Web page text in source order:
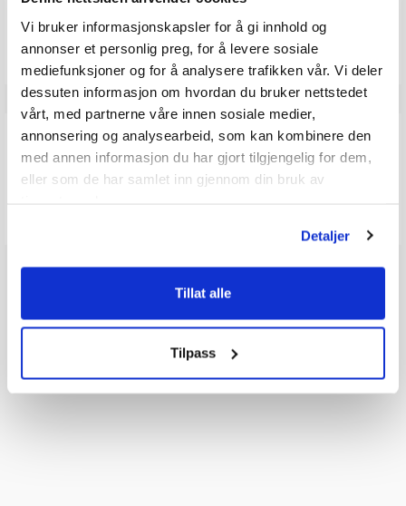
Vi bruker informasjonskapsler for å gi innhold og
annonser et personlig preg, for å levere sosiale
mediefunksjoner og for å analysere trafikken vår. Vi deler
dessuten informasjon om hvordan du bruker nettstedet
vårt, med partnerne våre innen sosiale medier,
annonsering og analysearbeid, som kan kombinere den
med annen informasjon du har gjort tilgjengelig for dem,
eller som de har samlet inn gjennom din bruk av
Detaljer
Tillat alle
Tilpass
Vær oppmerksom på at noen kunder gir en rating uten å skrive en
review, og at antallet ratings derfor vil være forskjellig fra antall
reviews.
Q & A